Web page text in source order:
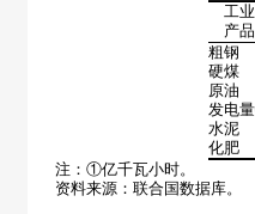
工业
产品
粗钢
硬煤
原油
发电
水泥
化肥
注：①亿千瓦小时。
资料来源：联合国数据库。